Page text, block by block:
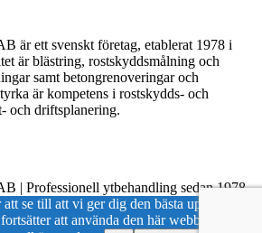
är ett svenskt företag, etablerat 1978 i
är blästring, rostskyddsmålning och
samt betongrenoveringar och
är kompetens i rostskydds- och
och driftsplanering.
| Professionell ytbehandling sedan 1978
se till att vi ger dig den bästa upplevelsen
att använda den här webbplatsen